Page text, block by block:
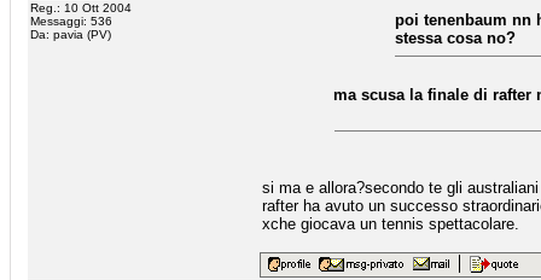
Reg.: 10 Ott 2004
Messaggi: 536
Da: pavia (PV)
poi tenenbaum nn
stessa cosa no?
ma scusa la finale di
si ma e allora?secondo te gli
rafter ha avuto un successo
xche giocava un tennis spettacolare.